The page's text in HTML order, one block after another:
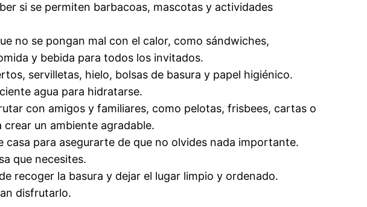
si se permiten barbacoas, mascotas y actividades
no se pongan mal con el calor, como sándwiches,
y bebida para todos los invitados.
servilletas, hielo, bolsas de basura y papel higiénico.
agua para hidratarse.
con amigos y familiares, como pelotas, frisbees, cartas o
un ambiente agradable.
para asegurarte de que no olvides nada importante.
que necesites.
recoger la basura y dejar el lugar limpio y ordenado.
disfrutarlo.